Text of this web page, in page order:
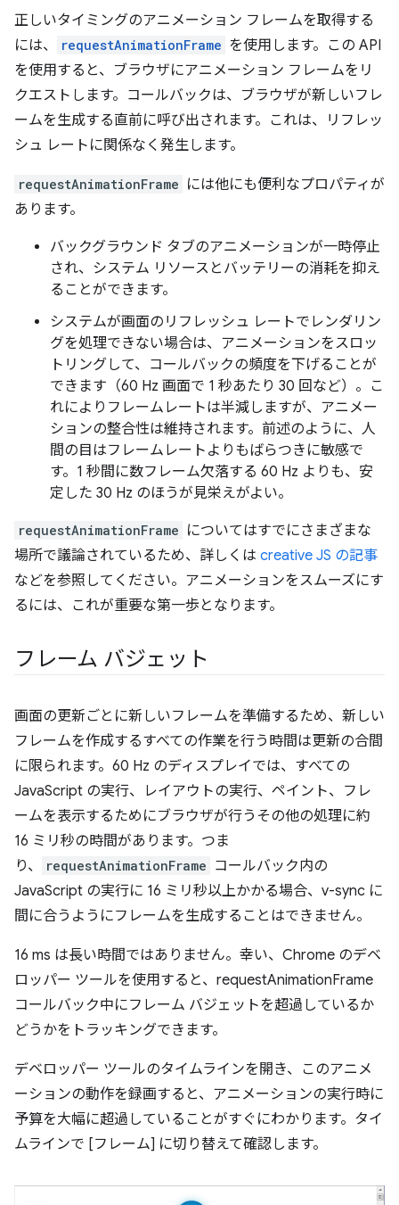
正しいタイミングのアニメーション フレームを取得する
には、
requestAnimationFrame を使用します。この API
を使用すると、ブラウザにアニメーション フレームをリ
クエストします。コールバックは、ブラウザが新しいフレ
ームを生成する直前に呼び出されます。これは、リフレッ
シュ レートに関係なく発生します。
requestAnimationFrame には他にも便利なプロパティが
あります。
バックグラウンド タブのアニメーションが一時停止
され、システム リソースとバッテリーの消耗を抑え
ることができます。
システムが画面のリフレッシュ レートでレンダリン
グを処理できない場合は、アニメーションをスロッ
トリングして、コールバックの頻度を下げることが
できます（60 Hz 画面で 1 秒あたり 30 回など）。こ
れによりフレームレートは半減しますが、アニメー
ションの整合性は維持されます。前述のように、人
間の目はフレームレートよりもばらつきに敏感で
す。1 秒間に数フレーム欠落する 60 Hz よりも、安
定した 30 Hz のほうが見栄えがよい。
requestAnimationFrame についてはすでにさまざまな
場所で議論されているため、詳しくは creative JS の記事
などを参照してください。アニメーションをスムーズにす
るには、これが重要な第一歩となります。
フレーム バジェット
画面の更新ごとに新しいフレームを準備するため、新しい
フレームを作成するすべての作業を行う時間は更新の合間
に限られます。60 Hz のディスプレイでは、すべての
JavaScript の実行、レイアウトの実行、ペイント、フレ
ームを表示するためにブラウザが行うその他の処理に約
16 ミリ秒の時間があります。つま
り、
requestAnimationFrame コールバック内の
JavaScript の実行に 16 ミリ秒以上かかる場合、v-sync に
間に合うようにフレームを生成することはできません。
16 ms は長い時間ではありません。幸い、Chrome のデベ
ロッパー ツールを使用すると、requestAnimationFrame
コールバック中にフレーム バジェットを超過しているか
どうかをトラッキングできます。
デベロッパー ツールのタイムラインを開き、このアニメ
ーションの動作を録画すると、アニメーションの実行時に
予算を大幅に超過していることがすぐにわかります。タイ
ムラインで [フレーム] に切り替えて確認します。